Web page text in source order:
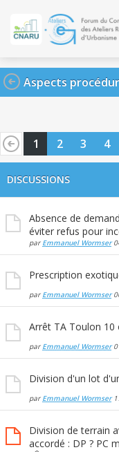
1 2 3 4
DISCUSSIONS
Absence de
éviter refus pour
par Emmanuel Wormser
Prescription
par Emmanuel Wormser
Arrêt TA Toulon 10
par Emmanuel Wormser
Division d'un lot
par Emmanuel Wormser
Division de terrain
accordé : DP ? PC